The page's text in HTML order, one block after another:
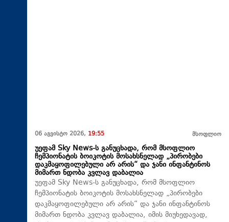
06 აგვისტო 2026, 19:55 მსოფლიო
უეფამ Sky News-ს განუცხადა, რომ მსოფლიო
ჩემპიონატის ბოიკოტის მოსახსნელად „პირობები
დაკმაყოფილებული არ არის“ და ჯანი ინფანტინოს
მიმართ ნდობა კვლავ დაბალია
უეფამ Sky News-ს განუცხადა, რომ მსოფლიო
ჩემპიონატის ბოიკოტის მოსახსნელად „პირობები
დაკმაყოფილებული არ არის“ და ჯანი ინფანტინოს
მიმართ ნდობა კვლავ დაბალია, იმის მიუხედავად,